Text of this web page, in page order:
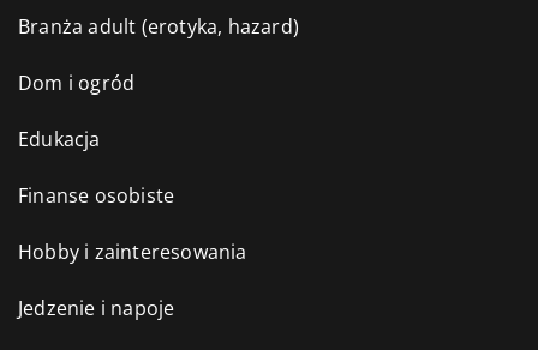
Branża adult (erotyka, hazard)
Dom i ogród
Edukacja
Finanse osobiste
Hobby i zainteresowania
Jedzenie i napoje